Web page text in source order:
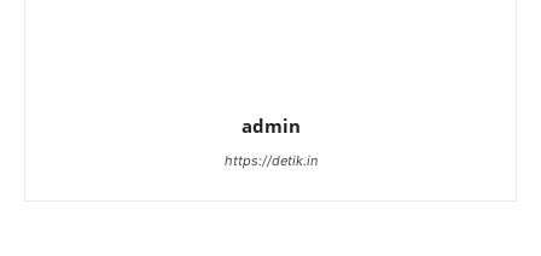
admin
https://detik.in